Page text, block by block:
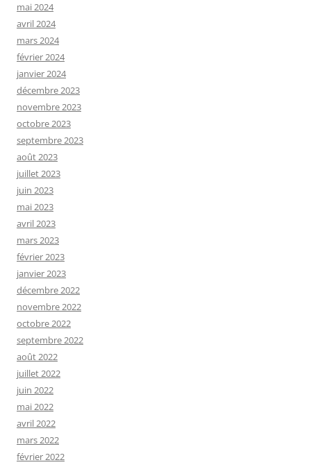
mai 2024
avril 2024
mars 2024
février 2024
janvier 2024
décembre 2023
novembre 2023
octobre 2023
septembre 2023
août 2023
juillet 2023
juin 2023
mai 2023
avril 2023
mars 2023
février 2023
janvier 2023
décembre 2022
novembre 2022
octobre 2022
septembre 2022
août 2022
juillet 2022
juin 2022
mai 2022
avril 2022
mars 2022
février 2022